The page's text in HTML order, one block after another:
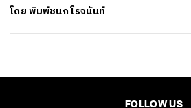
โดยพิมพ์ชนก โรจนันท์
FOLLOW US